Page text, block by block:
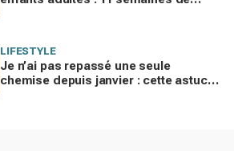
LIFESTYLE
Je n’ai pas repassé une seule
chemise depuis janvier : cette astuce